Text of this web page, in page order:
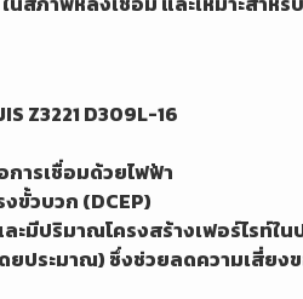
Z3221 D309L-16
การเชื่อมด้วยไฟฟ้า
ขั้วบวก (DCEP)
มีปริมาณโครงสร้างเฟอร์ไรท์ใ
ประมาณ) ซึ่งช่วยลดความเสี่ย